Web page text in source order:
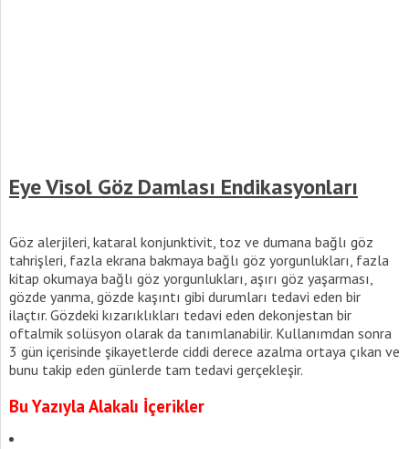
Eye Visol Göz Damlası Endikasyonları
Göz alerjileri, kataral konjunktivit, toz ve dumana bağlı göz
tahrişleri, fazla ekrana bakmaya bağlı göz yorgunlukları, fazla
kitap okumaya bağlı göz yorgunlukları, aşırı göz yaşarması,
gözde yanma, gözde kaşıntı gibi durumları tedavi eden bir
ilaçtır. Gözdeki kızarıklıkları tedavi eden dekonjestan bir
oftalmik solüsyon olarak da tanımlanabilir. Kullanımdan sonra
3 gün içerisinde şikayetlerde ciddi derece azalma ortaya çıkan ve
bunu takip eden günlerde tam tedavi gerçekleşir.
Bu Yazıyla Alakalı İçerikler